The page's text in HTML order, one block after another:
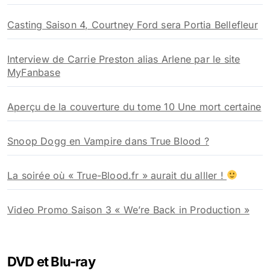
Casting Saison 4, Courtney Ford sera Portia Bellefleur
Interview de Carrie Preston alias Arlene par le site
MyFanbase
Aperçu de la couverture du tome 10 Une mort certaine
Snoop Dogg en Vampire dans True Blood ?
La soirée où « True-Blood.fr » aurait du alller !
Video Promo Saison 3 « We’re Back in Production »
DVD et Blu-ray